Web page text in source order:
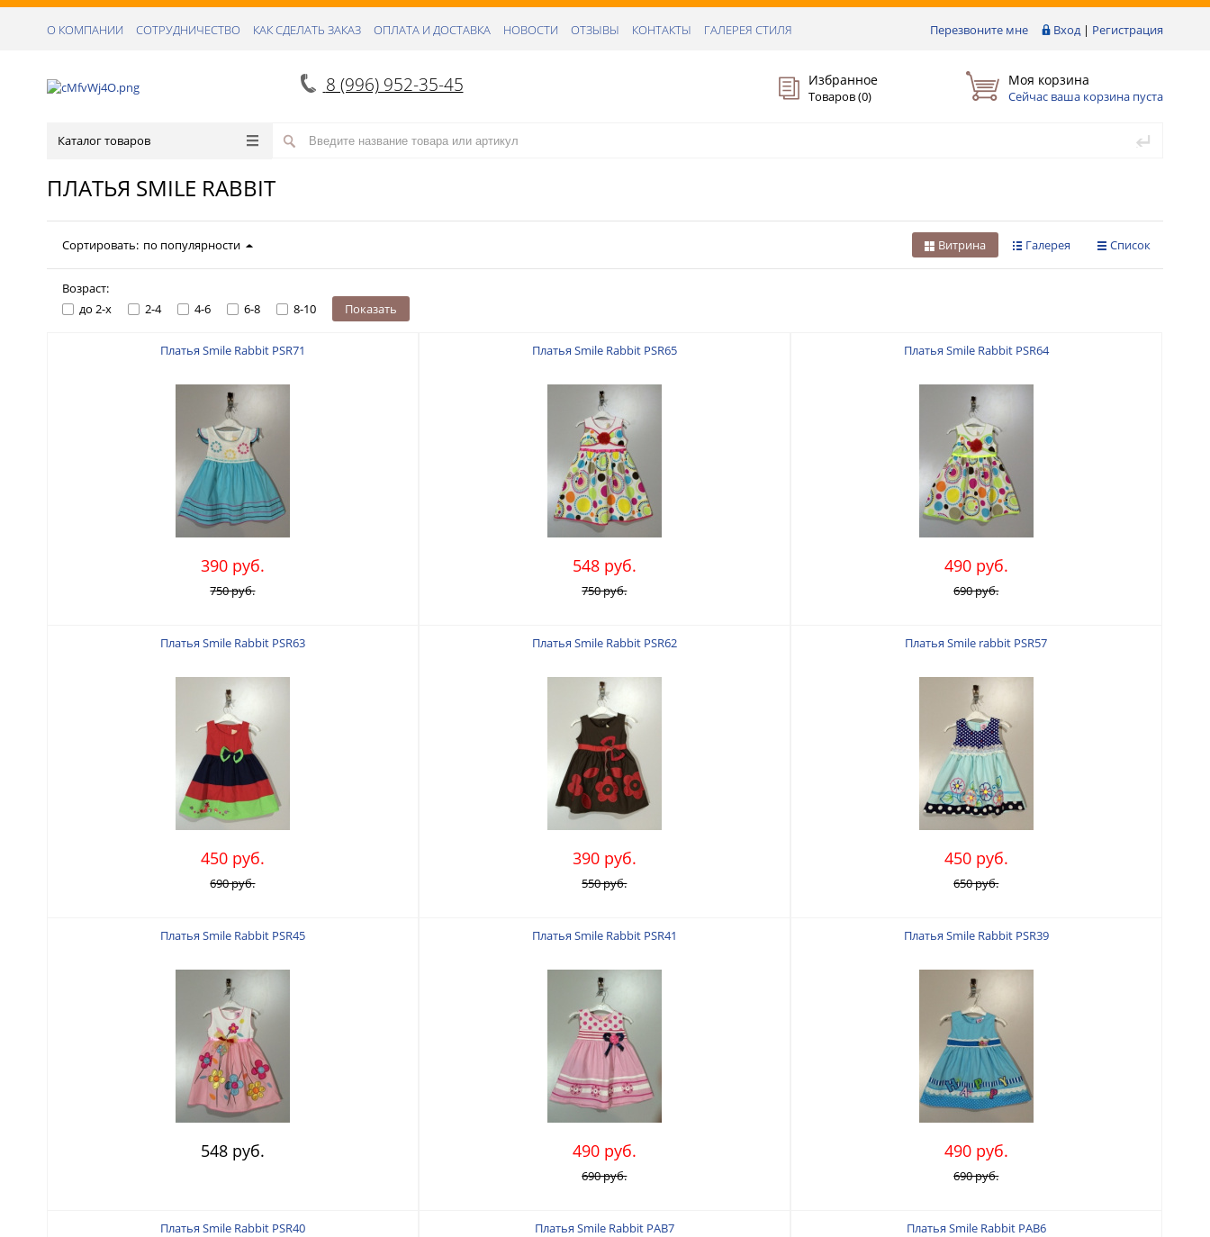
Перезвоните мне Вход | Регистрация
О КОМПАНИИ СОТРУДНИЧЕСТВО КАК СДЕЛАТЬ ЗАКАЗ ОПЛАТА И ДОСТАВКА НОВОСТИ ОТЗЫВЫ КОНТАКТЫ ГАЛЕРЕЯ СТИЛЯ
8 (996) 952-35-45 Избранное
Товаров (0)
Моя корзина
Сейчас ваша корзина пуста
Каталог товаров
ПЛАТЬЯ SMILE RABBIT
Список
Галерея
Витрина
Сортировать: по популярности
Возраст:
до 2-х
2-4 4-6 6-8 8-10 Показать
Платья Smile Rabbit PSR71
390 руб.
750 руб.
Платья Smile Rabbit PSR65
548 руб.
750 руб.
Платья Smile Rabbit PSR64
490 руб.
690 руб.
Платья Smile Rabbit PSR63
450 руб.
690 руб.
Платья Smile Rabbit PSR62
390 руб.
550 руб.
Платья Smile rabbit PSR57
450 руб.
650 руб.
Платья Smile Rabbit PSR45
548 руб.
Платья Smile Rabbit PSR41
490 руб.
690 руб.
Платья Smile Rabbit PSR39
490 руб.
690 руб.
Платья Smile Rabbit PSR40 Платья Smile Rabbit PAB7 Платья Smile Rabbit PAB6